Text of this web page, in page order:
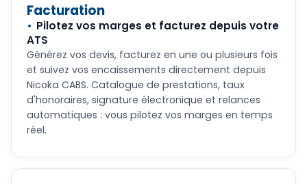
Facturation
Pilotez vos marges et facturez depuis votre
ATS
Générez vos devis, facturez en une ou plusieurs fois
et suivez vos encaissements directement depuis
Nicoka CABS. Catalogue de prestations, taux
d'honoraires, signature électronique et relances
automatiques : vous pilotez vos marges en temps
réel.